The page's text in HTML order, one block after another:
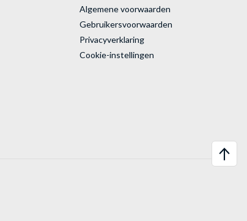
Algemene voorwaarden
Gebruikersvoorwaarden
Privacyverklaring
Cookie-instellingen